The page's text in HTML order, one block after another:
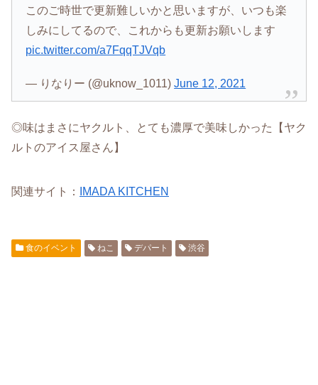
このご時世で更新難しいかと思いますが、いつも楽
しみにしてるので、これからも更新お願いします
pic.twitter.com/a7FqqTJVqb
— りなりー (@uknow_1011)June 12, 2021
◎味はまさにヤクルト、とても濃厚で美味しかった【ヤク
ルトのアイス屋さん】
関連サイト： IMADA KITCHEN
食のイベント ねこ デパート 渋谷